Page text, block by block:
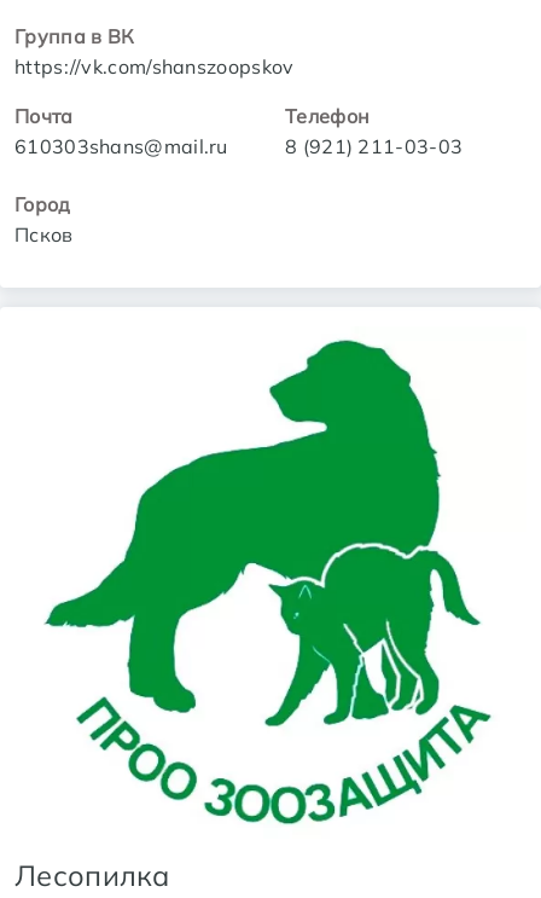
Группа в ВК
https://vk.com/shanszoopskov
Почта
610303shans@mail.ru
Телефон
8 (921) 211-03-03
Город
Псков
Лесопилка